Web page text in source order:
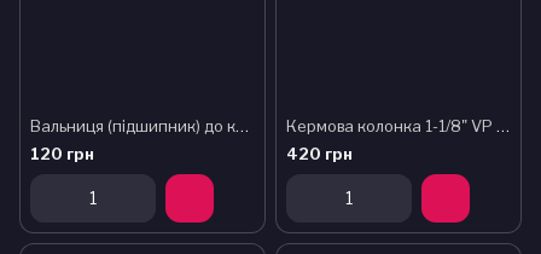
Вальниця (підшипник) до кермової колонки VP VP 1" для 1-5/32х16 (комплект 2шт)
120 грн
Кермова колонка 1-1/8" VP MH-308E St 153гр. Напівінтегрована
420 грн